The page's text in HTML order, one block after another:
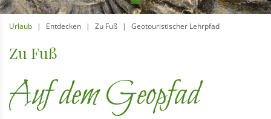
Urlaub Entdecken Zu Fuß Geotouristischer Lehrpfad
Zu Fuß
Auf dem Geopfad